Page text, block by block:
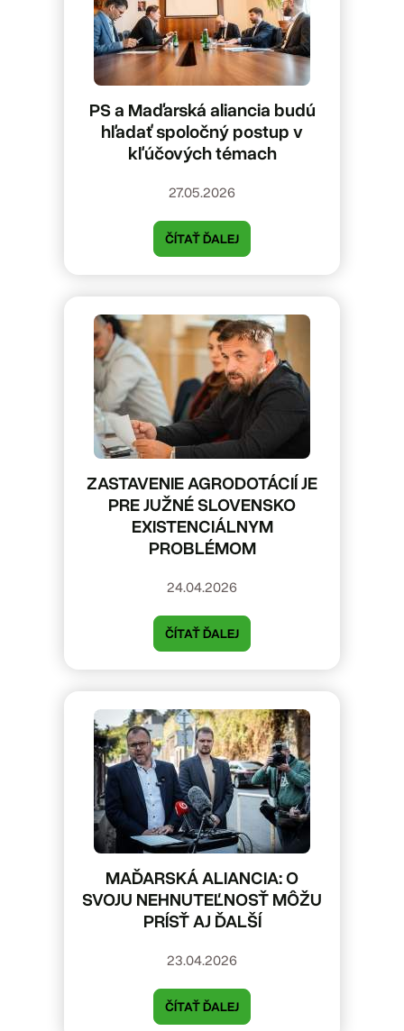
PS a Maďarská aliancia budú
hľadať spoločný postup v
kľúčových témach
27.05.2026
ČÍTAŤ ĎALEJ
ZASTAVENIE AGRODOTÁCIÍ JE
PRE JUŽNÉ SLOVENSKO
EXISTENCIÁLNYM
PROBLÉMOM
24.04.2026
ČÍTAŤ ĎALEJ
MAĎARSKÁ ALIANCIA: O
SVOJU NEHNUTEĽNOSŤ MÔŽU
PRÍSŤ AJ ĎALŠÍ
23.04.2026
ČÍTAŤ ĎALEJ